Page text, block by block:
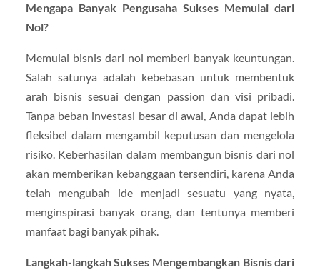
Mengapa Banyak Pengusaha Sukses Memulai dari
Nol?
Memulai bisnis dari nol memberi banyak keuntungan.
Salah satunya adalah kebebasan untuk membentuk
arah bisnis sesuai dengan passion dan visi pribadi.
Tanpa beban investasi besar di awal, Anda dapat lebih
fleksibel dalam mengambil keputusan dan mengelola
risiko. Keberhasilan dalam membangun bisnis dari nol
akan memberikan kebanggaan tersendiri, karena Anda
telah mengubah ide menjadi sesuatu yang nyata,
menginspirasi banyak orang, dan tentunya memberi
manfaat bagi banyak pihak.
Langkah-langkah Sukses Mengembangkan Bisnis dari